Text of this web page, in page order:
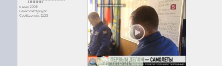
с мая 2008
Санкт-Петербург
Сообщений: 1123